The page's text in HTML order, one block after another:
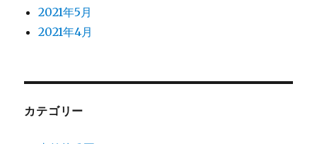
2021年5月
2021年4月
カテゴリー